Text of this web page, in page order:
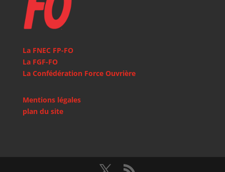
La FNEC FP-FO
La FGF-FO
La Confédération Force Ouvrière
Mentions légales
plan du site